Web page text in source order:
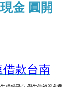
金 圓開
借款台南